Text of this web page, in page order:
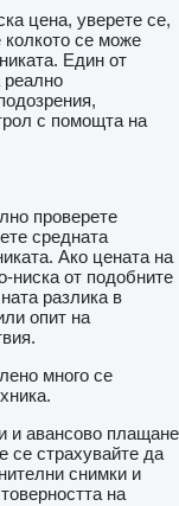
цена, уверете се,
се може
Един от
реално
с помощта на
проверете
средната
Ако цената на
ниска от подобните
разлика в
опит на
много се
и авансово плащане
се страхувайте да
снимки и
на